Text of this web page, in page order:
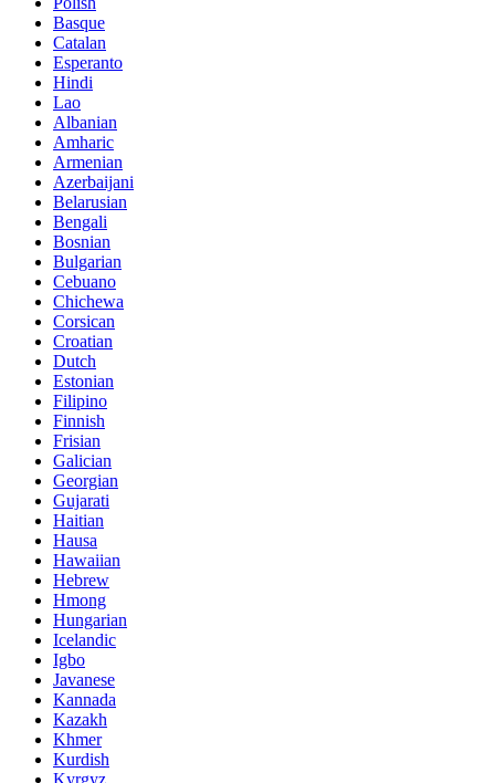
Basque
Catalan
Esperanto
Hindi
Lao
Albanian
Amharic
Armenian
Azerbaijani
Belarusian
Bengali
Bosnian
Bulgarian
Cebuano
Chichewa
Corsican
Croatian
Dutch
Estonian
Filipino
Finnish
Frisian
Galician
Georgian
Gujarati
Haitian
Hausa
Hawaiian
Hebrew
Hmong
Hungarian
Icelandic
Igbo
Javanese
Kannada
Kazakh
Khmer
Kurdish